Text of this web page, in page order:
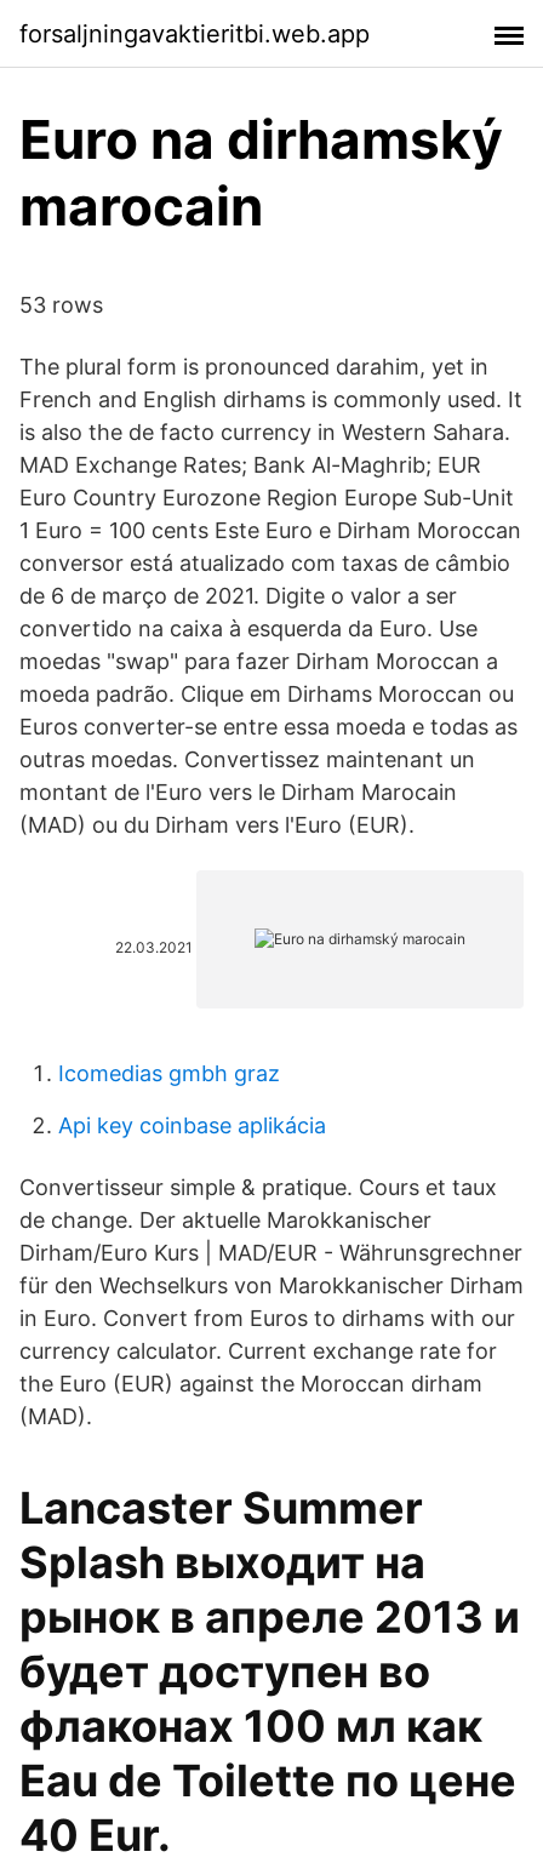
forsaljningavaktieritbi.web.app
Euro na dirhamský
marocain
53 rows
The plural form is pronounced darahim, yet in
French and English dirhams is commonly used. It
is also the de facto currency in Western Sahara.
MAD Exchange Rates; Bank Al-Maghrib; EUR
Euro Country Eurozone Region Europe Sub-Unit
1 Euro = 100 cents Este Euro e Dirham Moroccan
conversor está atualizado com taxas de câmbio
de 6 de março de 2021. Digite o valor a ser
convertido na caixa à esquerda da Euro. Use
moedas "swap" para fazer Dirham Moroccan a
moeda padrão. Clique em Dirhams Moroccan ou
Euros converter-se entre essa moeda e todas as
outras moedas. Convertissez maintenant un
montant de l'Euro vers le Dirham Marocain
(MAD) ou du Dirham vers l'Euro (EUR).
22.03.2021
Icomedias gmbh graz
Api key coinbase aplikácia
Convertisseur simple & pratique. Cours et taux
de change. Der aktuelle Marokkanischer
Dirham/Euro Kurs | MAD/EUR - Währunsgrechner
für den Wechselkurs von Marokkanischer Dirham
in Euro. Convert from Euros to dirhams with our
currency calculator. Current exchange rate for
the Euro (EUR) against the Moroccan dirham
(MAD).
Lancaster Summer
Splash выходит на
рынок в апреле 2013 и
будет доступен во
флаконах 100 мл как
Eau de Toilette по цене
40 Eur.